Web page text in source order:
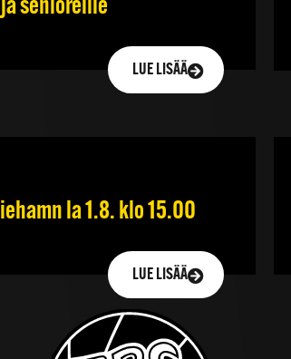
senioreille
LUE LISÄÄ
la 1.8. klo 15.00
LUE LISÄÄ